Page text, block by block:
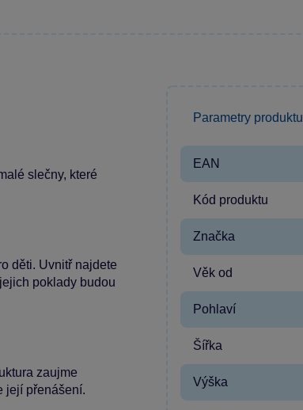
slečny, které
děti. Uvnitř najdete
poklady budou
zaujme
její přenášení.
Parametry produktu
EAN
Kód produktu
Značka
Věk od
Pohlaví
Šířka
Výška